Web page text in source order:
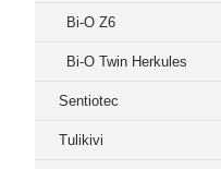
Bi-O Z6
Bi-O Twin Herkules
Sentiotec
Tulikivi